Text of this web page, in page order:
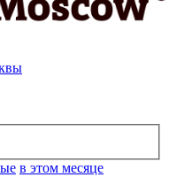
в этом месяце